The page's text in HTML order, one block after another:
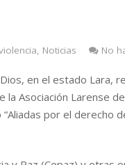
Noticias No
en el estado Lara,
Asociación Larense
por el derecho